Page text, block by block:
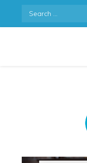
Search
for:
Bamas en cuisine !